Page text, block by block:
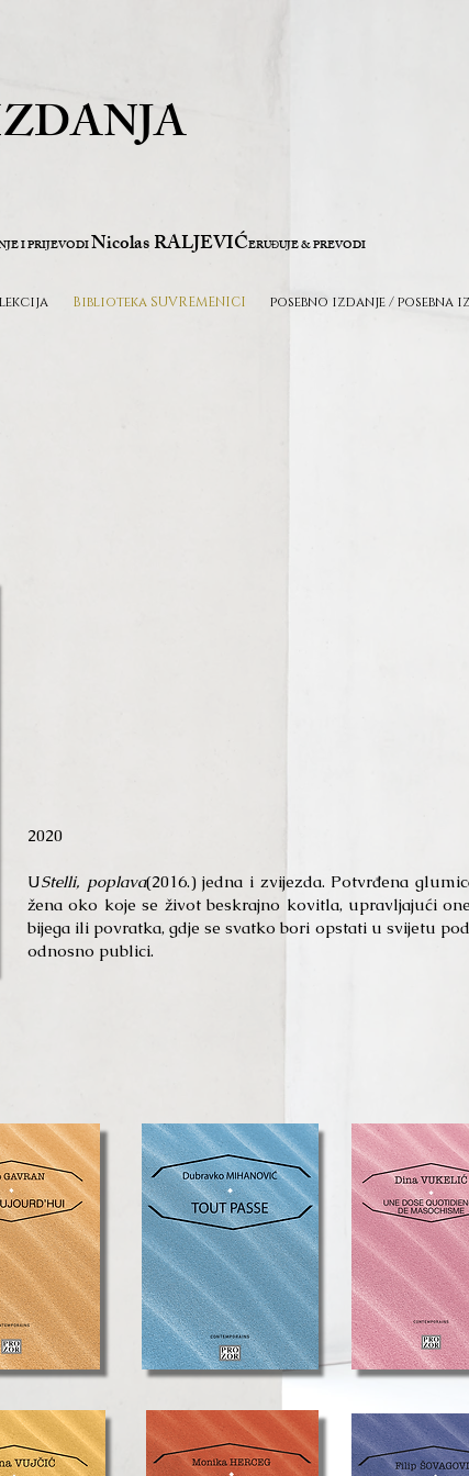
I PRIJEVODINicolas RALJEVIĆERUĐUJE & PREVODI
Biblioteka SUVREMENICI posebno izdanje / posebna
2020
UStelli, poplava(2016.) jedna i zvijezda. Potvrđena
žena oko koje se život beskrajno kovitla, upravljajući
bijega ili povratka, gdje se svatko bori opstati u svijetu
odnosno publici.